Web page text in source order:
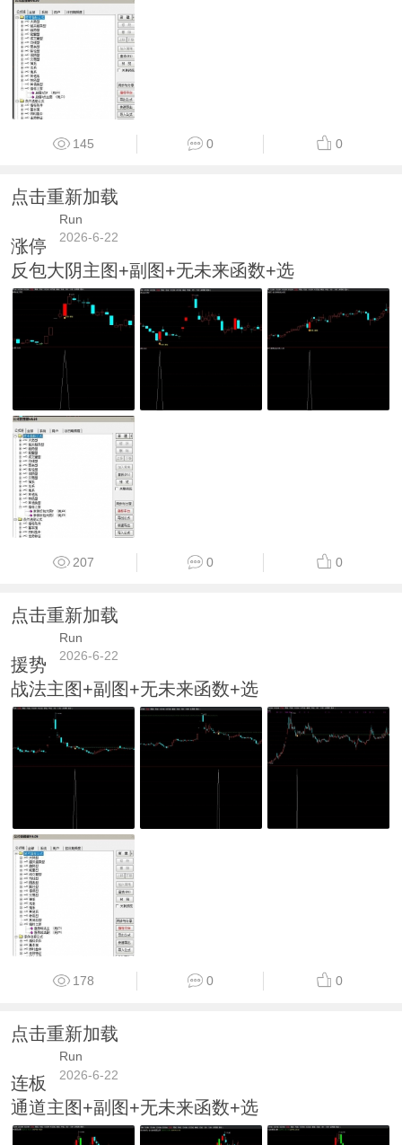
145 0 0
点击重新加载
Run
2026-6-22
涨停
反包大阴主图+副图+无未来函数+选
207 0 0
点击重新加载
Run
2026-6-22
援势
战法主图+副图+无未来函数+选
178 0 0
点击重新加载
Run
2026-6-22
连板
通道主图+副图+无未来函数+选